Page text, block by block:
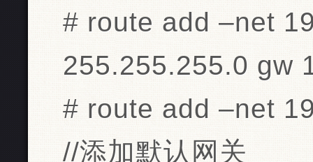
# route add –net
255.255.255.0 gw
# route add –net
//添加默认网关